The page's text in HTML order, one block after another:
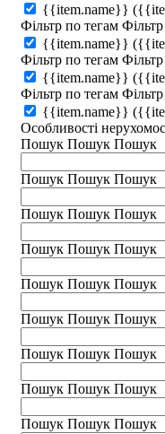
{{item.name}}
Фільтр по тегам
{{item.name}}
Фільтр по тегам
{{item.name}}
Фільтр по тегам
{{item.name}}
Особливості
Пошук Пошук Пошук
Пошук Пошук Пошук
Пошук Пошук Пошук
Пошук Пошук Пошук
Пошук Пошук Пошук
Пошук Пошук Пошук
Пошук Пошук Пошук
Пошук Пошук Пошук
Пошук Пошук Пошук